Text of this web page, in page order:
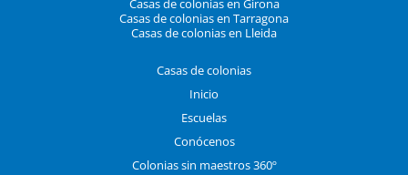
Casas de colonias en Girona
Casas de colonias en Tarragona
Casas de colonias en Lleida
Casas de colonias
Inicio
Escuelas
Conócenos
Colonias sin maestros 360º